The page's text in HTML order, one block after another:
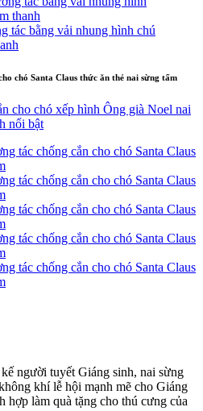
tác bằng vải nhung hình chú
chó Santa Claus thức ăn thẻ nai sừng tấm
người tuyết Giáng sinh, nai sừng
khí lễ hội mạnh mẽ cho Giáng
hợp làm quà tặng cho thú cưng của